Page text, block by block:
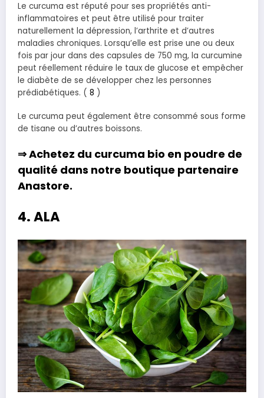
Le curcuma est réputé pour ses propriétés anti-
inflammatoires et peut être utilisé pour traiter
naturellement la dépression, l’arthrite et d’autres
maladies chroniques. Lorsqu’elle est prise une ou deux
fois par jour dans des capsules de 750 mg, la curcumine
peut réellement réduire le taux de glucose et empêcher
le diabète de se développer chez les personnes
prédiabétiques. ( 8 )
Le curcuma peut également être consommé sous forme
de tisane ou d’autres boissons.
⇒ Achetez du curcuma bio en poudre de
qualité dans notre boutique partenaire
Anastore.
4. ALA